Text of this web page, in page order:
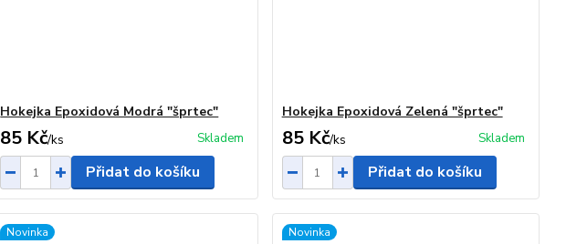
Hokejka Epoxidová Modrá "šprtec"
85 Kč/ks Skladem
Přidat do košíku
Hokejka Epoxidová Zelená "šprtec"
85 Kč/ks Skladem
Přidat do košíku
Novinka Novinka